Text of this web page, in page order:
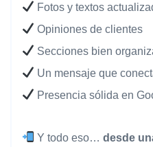
Fotos y textos
Opiniones de clientes
Secciones bien
Un mensaje que
Presencia sólida en
Y todo eso…desde